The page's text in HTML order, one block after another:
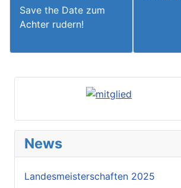
News
Landesmeisterschaften 2025
Save the Date zum
Achter rudern!